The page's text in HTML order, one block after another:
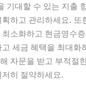
기대할 수 있는 지출
하고 관리하세요. 또
소화하고 현금영수
세금 혜택을 최대화
자문을 받고 부적절
히 절약하세요.